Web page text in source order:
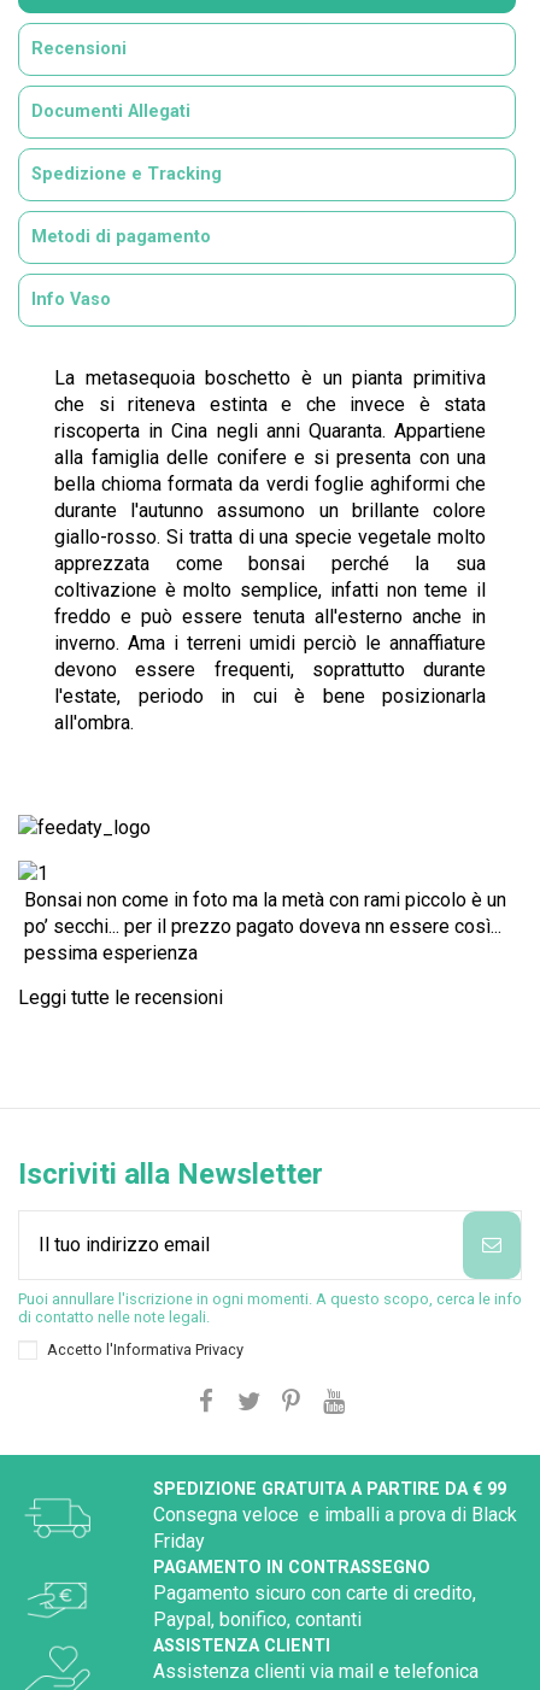
Recensioni
Documenti Allegati
Spedizione e Tracking
Metodi di pagamento
Info Vaso
La metasequoia boschetto è un pianta primitiva
che si riteneva estinta e che invece è stata
riscoperta in Cina negli anni Quaranta. Appartiene
alla famiglia delle conifere e si presenta con una
bella chioma formata da verdi foglie aghiformi che
durante l'autunno assumono un brillante colore
giallo-rosso. Si tratta di una specie vegetale molto
apprezzata comebonsai perché la sua
coltivazione è molto semplice, infatti non teme il
freddo e può essere tenuta all'esterno anche in
inverno. Ama i terreni umidi perciò le annaffiature
devono essere frequenti, soprattutto durante
l'estate, periodo in cui è bene posizionarla
all'ombra.
Bonsai non come in foto ma la metà con rami piccolo è un
po’ secchi... per il prezzo pagato doveva nn essere così...
pessima esperienza
Leggi tutte le recensioni
Iscriviti alla Newsletter
Puoi annullare l'iscrizione in ogni momenti. A questo scopo, cerca le info
di contatto nelle note legali.
Accetto l'Informativa Privacy
SPEDIZIONE GRATUITA A PARTIRE DA € 99
Consegna veloce e imballi a prova di Black
Friday
PAGAMENTO IN CONTRASSEGNO
Pagamento sicuro con carte di credito,
Paypal, bonifico, contanti
ASSISTENZA CLIENTI
Assistenza clienti via mail e telefonica